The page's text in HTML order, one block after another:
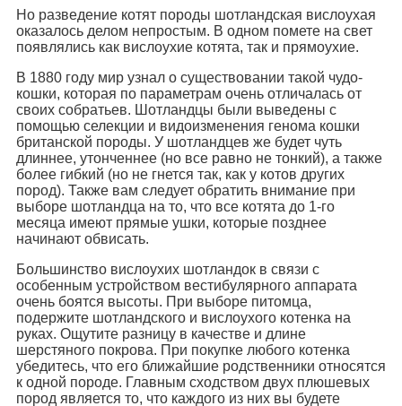
Но разведение котят породы шотландская вислоухая
оказалось делом непростым. В одном помете на свет
появлялись как вислоухие котята, так и прямоухие.
В 1880 году мир узнал о существовании такой чудо-
кошки, которая по параметрам очень отличалась от
своих собратьев. Шотландцы были выведены с
помощью селекции и видоизменения генома кошки
британской породы. У шотландцев же будет чуть
длиннее, утонченнее (но все равно не тонкий), а также
более гибкий (но не гнется так, как у котов других
пород). Также вам следует обратить внимание при
выборе шотландца на то, что все котята до 1-го
месяца имеют прямые ушки, которые позднее
начинают обвисать.
Большинство вислоухих шотландок в связи с
особенным устройством вестибулярного аппарата
очень боятся высоты. При выборе питомца,
подержите шотландского и вислоухого котенка на
руках. Ощутите разницу в качестве и длине
шерстяного покрова. При покупке любого котенка
убедитесь, что его ближайшие родственники относятся
к одной породе. Главным сходством двух плюшевых
пород является то, что каждого из них вы будете